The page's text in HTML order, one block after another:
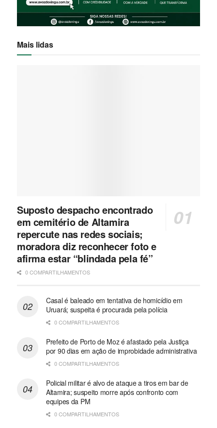
Mais lidas
Suposto despacho encontrado
em cemitério de Altamira
repercute nas redes sociais;
moradora diz reconhecer foto e
afirma estar “blindada pela fé”
0 COMPARTILHAMENTOS
Casal é baleado em tentativa de homicídio em
Uruará; suspeita é procurada pela polícia
0 COMPARTILHAMENTOS
Prefeito de Porto de Moz é afastado pela Justiça
por 90 dias em ação de improbidade administrativa
0 COMPARTILHAMENTOS
Policial militar é alvo de ataque a tiros em bar de
Altamira; suspeito morre após confronto com
equipes da PM
0 COMPARTILHAMENTOS